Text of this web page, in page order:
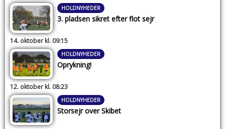
HOLDNYHEDER
3. pladsen sikret efter flot sejr
14. oktober kl. 09:15
HOLDNYHEDER
Oprykning!
12. oktober kl. 08:23
HOLDNYHEDER
Storsejr over Skibet